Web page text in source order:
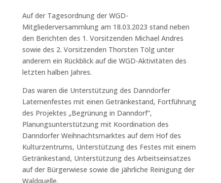
Auf der Tagesordnung der WGD-
Mitgliederversammlung am 18.03.2023 stand neben
den Berichten des 1. Vorsitzenden Michael Andres
sowie des 2. Vorsitzenden Thorsten Tölg unter
anderem ein Rückblick auf die WGD-Aktivitäten des
letzten halben Jahres.
Das waren die Unterstützung des Danndorfer
Laternenfestes mit einen Getränkestand, Fortführung
des Projektes „Begrünung in Danndorf“,
Planungsunterstützung mit Koordination des
Danndorfer Weihnachtsmarktes auf dem Hof des
Kulturzentrums, Unterstützung des Festes mit einem
Getränkestand, Unterstützung des Arbeitseinsatzes
auf der Bürgerwiese sowie die jährliche Reinigung der
Waldquelle.